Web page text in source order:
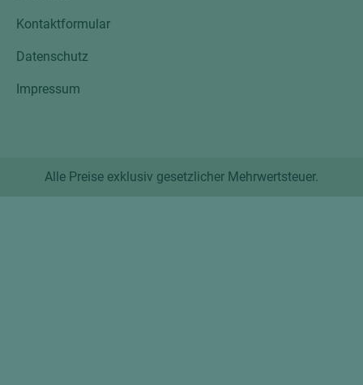
Kontaktformular
Datenschutz
Impressum
Alle Preise exklusiv gesetzlicher Mehrwertsteuer.